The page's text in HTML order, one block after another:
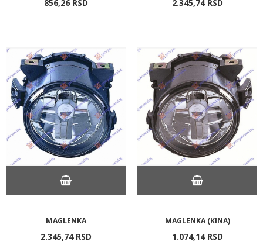
856,26 RSD 2.345,74 RSD
MAGLENKA
2.345,74 RSD
MAGLENKA (KINA)
1.074,14 RSD